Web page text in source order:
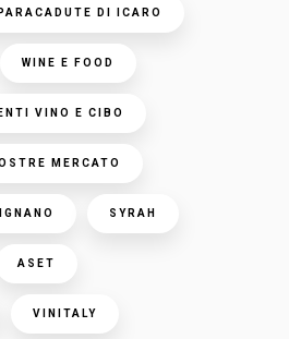
DI ICARO
WINE E FOOD
VINO E CIBO
MERCATO
SYRAH
ASET
VINITALY